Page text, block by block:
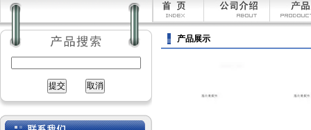
产品展示